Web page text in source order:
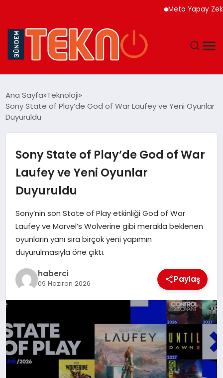
Meta Yapay Zeka
GÜNDEM
EKONOMI
MAGAZIN
SAĞLIK
SIYASET
Ana Sayfa Teknoloji
Sony State of Play’de God of War Laufey ve Yeni Oyunlar
Duyuruldu
Sony State of Play’de God of War
Laufey ve Yeni Oyunlar
Duyuruldu
Sony’nin son State of Play etkinliği God of War
Laufey ve Marvel’s Wolverine gibi merakla beklenen
oyunların yanı sıra birçok yeni yapımın
duyurulmasıyla öne çıktı.
haberci
09 Haziran 2026 Paylaş